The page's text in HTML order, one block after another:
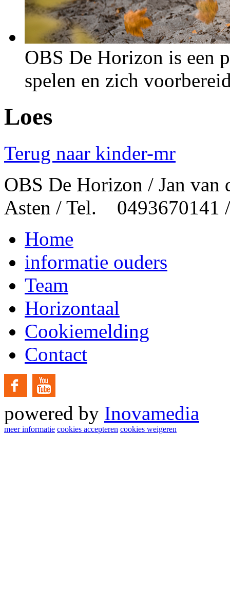
OBS De Horizon is een
spelen en zich
Loes
Terug naar kinder-mr
OBS De Horizon / Jan van
Asten / Tel. 0493670141
Home
informatie ouders
Team
Horizontaal
Cookiemelding
Contact
powered by Inovamedia
meer informatie cookies accepteren cookies weigeren